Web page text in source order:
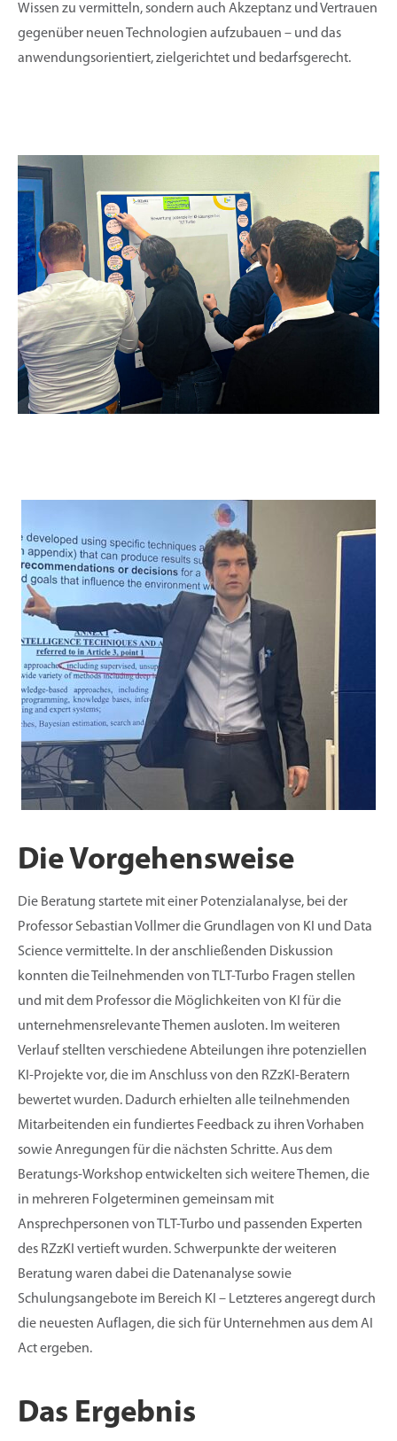
Wissen zu vermitteln, sondern auch Akzeptanz und Vertrauen
gegenüber neuen Technologien aufzubauen – und das
anwendungsorientiert, zielgerichtet und bedarfsgerecht.
Die Vorgehensweise
Die Beratung startete mit einer Potenzialanalyse, bei der
Professor Sebastian Vollmer die Grundlagen von KI und Data
Science vermittelte. In der anschließenden Diskussion
konnten die Teilnehmenden von TLT-Turbo Fragen stellen
und mit dem Professor die Möglichkeiten von KI für die
unternehmensrelevante Themen ausloten. Im weiteren
Verlauf stellten verschiedene Abteilungen ihre potenziellen
KI-Projekte vor, die im Anschluss von den RZzKI-Beratern
bewertet wurden. Dadurch erhielten alle teilnehmenden
Mitarbeitenden ein fundiertes Feedback zu ihren Vorhaben
sowie Anregungen für die nächsten Schritte. Aus dem
Beratungs-Workshop entwickelten sich weitere Themen, die
in mehreren Folgeterminen gemeinsam mit
Ansprechpersonen von TLT-Turbo und passenden Experten
des RZzKI vertieft wurden. Schwerpunkte der weiteren
Beratung waren dabei die Datenanalyse sowie
Schulungsangebote im Bereich KI – Letzteres angeregt durch
die neuesten Auflagen, die sich für Unternehmen aus dem AI
Act ergeben.
Das Ergebnis